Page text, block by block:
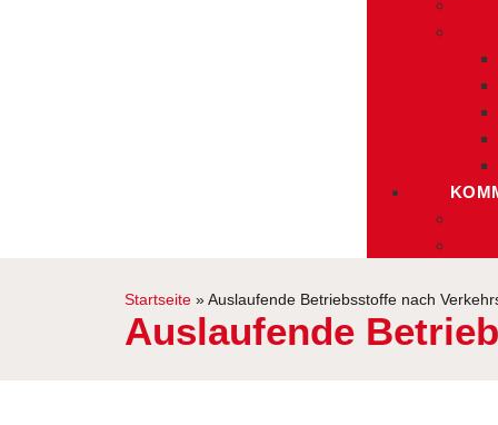
Startseite » Auslaufende Betriebsstoffe nach
Auslaufende